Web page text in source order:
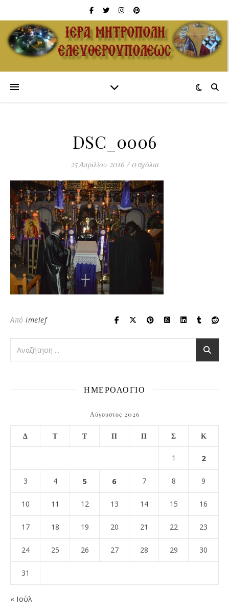
DSC_0006
25 Απριλίου 2016 / 0 σχόλια
Από imelef
ΗΜΕΡΟΛΟΓΙΟ
Αύγουστος 2026
Δ Τ Τ Π Π Σ Κ
1 2
3 4 5 6 7 8 9
10 11 12 13 14 15 16
17 18 19 20 21 22 23
24 25 26 27 28 29 30
31
« Ιούλ